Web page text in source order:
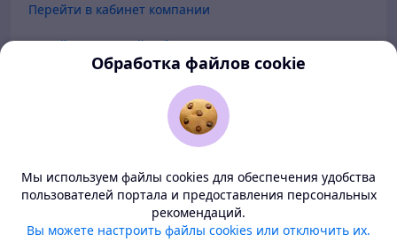
Перейти в кабинет компании
Перейти в личный кабинет
О нас
Тема-светлая BETA
Deal.by — маркетплейс Беларуси
Обработка файлов cookie
Мы используем файлы cookies для обеспечения удобства
пользователей портала и предоставления персональных
рекомендаций.
Вы можете настроить файлы cookies или отключить их.